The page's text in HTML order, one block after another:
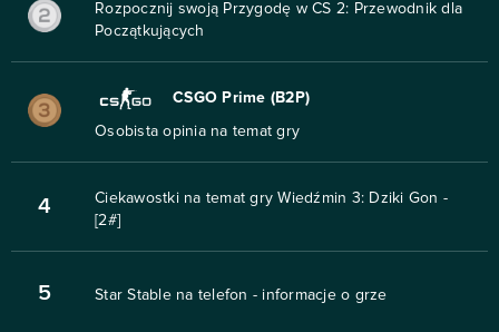
Rozpocznij swoją Przygodę w CS 2: Przewodnik dla
Początkujących
CSGO Prime (B2P)
Osobista opinia na temat gry
4
Ciekawostki na temat gry Wiedźmin 3: Dziki Gon -
[2#]
5 Star Stable na telefon - informacje o grze